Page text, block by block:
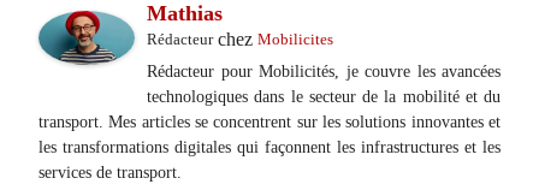
Mathias
Rédacteurchez Mobilicites
Rédacteur pour Mobilicités, je couvre les avancées
technologiques dans le secteur de la mobilité et du
transport. Mes articles se concentrent sur les solutions innovantes et
les transformations digitales qui façonnent les infrastructures et les
services de transport.